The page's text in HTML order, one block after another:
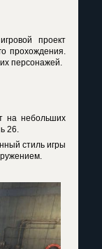
проект
прохождения.
персонажей.
на небольших
26.
стиль игры